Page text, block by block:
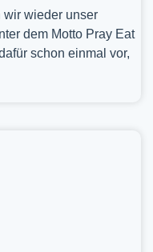
wir wieder unser
dem Motto Pray Eat
schon einmal vor,